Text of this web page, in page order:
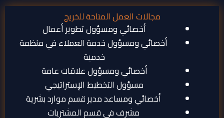
مجالات العمل المتاحة للخريج
أخصائي ومسؤول تطوير أعمال
أخصائي ومسؤول خدمة العملاء في منظمة
خدمية
أخصائي ومسؤول علاقات عامة
مسؤول التخطيط الإستراتيجي
أخصائي ومساعد مدير قسم موارد بشرية
مشرف في قسم المشتريات